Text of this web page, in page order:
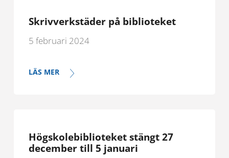
Skrivverkstäder på biblioteket
5 februari 2024
LÄS MER
Högskolebiblioteket stängt 27
december till 5 januari